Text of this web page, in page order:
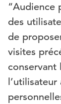
“Audience
des
de
visites
conservant